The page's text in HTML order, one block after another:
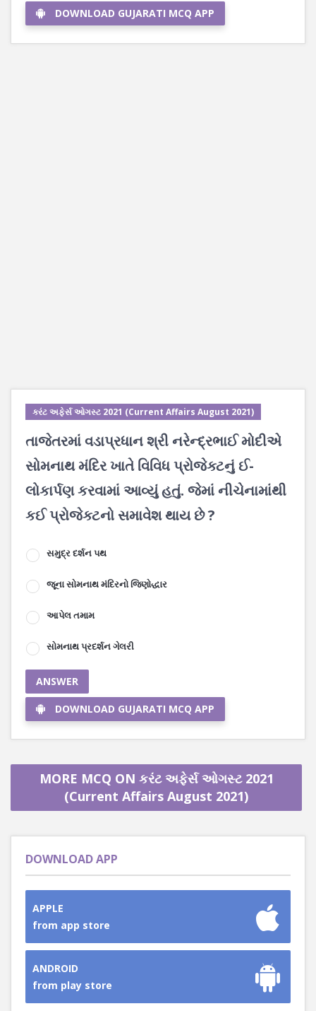
DOWNLOAD GUJARATI MCQ APP
કરંટ અફેર્સ ઓગસ્ટ 2021 (Current Affairs August 2021)
તાજેતરમાં વડાપ્રધાન શ્રી નરેન્દ્રભાઈ મોદીએ
સોમનાથ મંદિર ખાતે વિવિધ પ્રોજેક્ટનું ઈ-
લોકાર્પણ કરવામાં આવ્યું હતું. જેમાં નીચેનામાંથી
કઈ પ્રોજેક્ટનો સમાવેશ થાય છે ?
સમુદ્ર દર્શન પથ
જૂના સોમનાથ મંદિરનો જિણોદ્ધાર
આપેલ તમામ
સોમનાથ પ્રદર્શન ગેલરી
ANSWER
DOWNLOAD GUJARATI MCQ APP
MORE MCQ ON કરંટ અફેર્સ ઓગસ્ટ 2021
(Current Affairs August 2021)
DOWNLOAD APP
APPLE
from app store
ANDROID
from play store